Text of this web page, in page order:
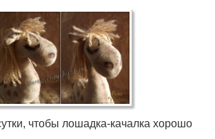
чтобы лошадка-качалка хорошо